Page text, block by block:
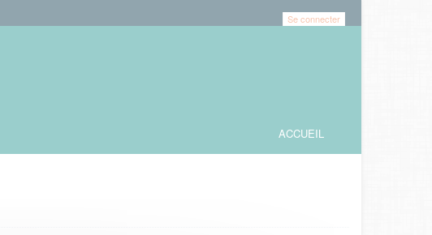
Se connecter
ACCUEIL